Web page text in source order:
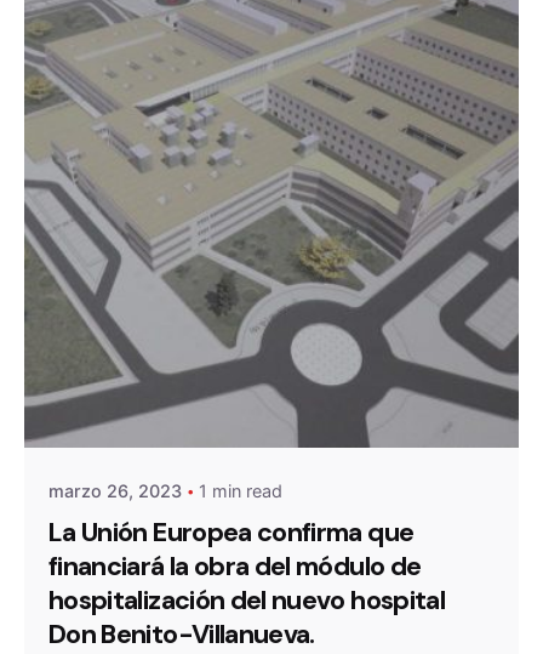
Posted by
admin
marzo 26, 2023 1 min read
La Unión Europea confirma que
financiará la obra del módulo de
hospitalización del nuevo hospital
Don Benito-Villanueva.